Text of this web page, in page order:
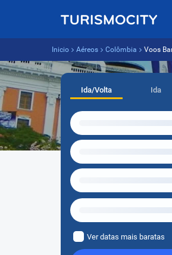
Inicio Aéreos Colômbia Voos
Ida/Volta Ida
Ver datas mais baratas